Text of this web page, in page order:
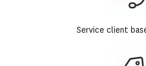
Service client